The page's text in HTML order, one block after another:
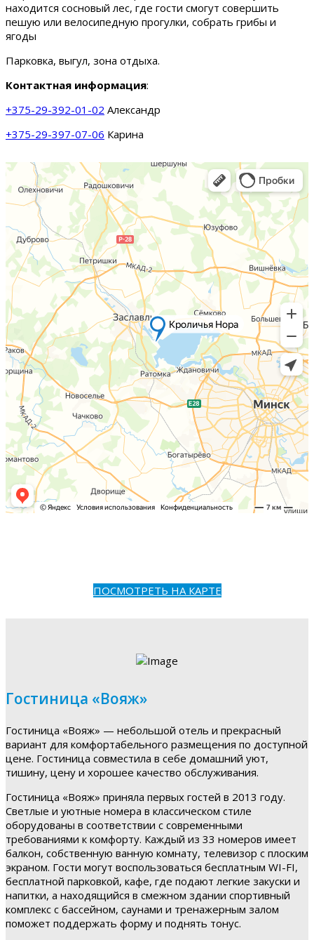
находится сосновый лес, где гости смогут совершить
пешую или велосипедную прогулки, собрать грибы и
ягоды
Парковка, выгул, зона отдыха.
Контактная информация:
+375-29-392-01-02 Александр
+375-29-397-07-06 Карина
ПОСМОТРЕТЬ НА КАРТЕ
Гостиница «Вояж»
Гостиница «Вояж» — небольшой отель и прекрасный
вариант для комфортабельного размещения по доступной
цене. Гостиница совместила в себе домашний уют,
тишину, цену и хорошее качество обслуживания.
Гостиница «Вояж» приняла первых гостей в 2013 году.
Светлые и уютные номера в классическом стиле
оборудованы в соответствии с современными
требованиями к комфорту. Каждый из 33 номеров имеет
балкон, собственную ванную комнату, телевизор с плоским
экраном. Гости могут воспользоваться бесплатным WI-FI,
бесплатной парковкой, кафе, где подают легкие закуски и
напитки, а находящийся в смежном здании спортивный
комплекс с бассейном, саунами и тренажерным залом
поможет поддержать форму и поднять тонус.